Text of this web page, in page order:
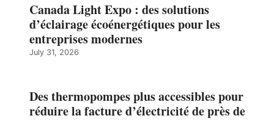
Canada Light Expo : des solutions
d’éclairage écoénergétiques pour les
entreprises modernes
July 31, 2026
Des thermopompes plus accessibles pour
réduire la facture d’électricité de près de